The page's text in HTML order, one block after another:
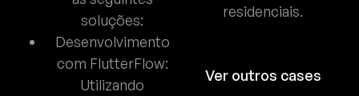
soluções:
Desenvolvimento
com FlutterFlow:
Utilizando
residenciais.
Ver outros cases